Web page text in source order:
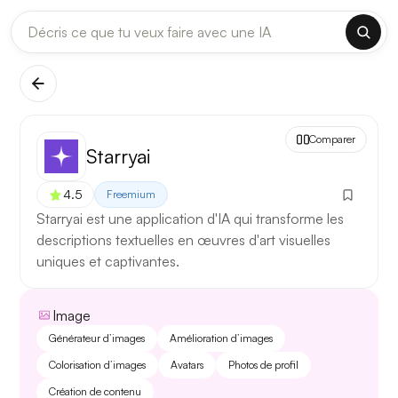
✕
DERNIÈRES MISES À JOUR MODÈLES
Claude
[TEST] Claude Opus 4.8 : ce qui change
5 août 2026
Anthropic met à jour Claude Opus le 2 août 2026. Cette
version porte sur la longueur de contexte, la fiabilité des
réponses longues et la vitesse de première réponse.
Ce qui change
d’un seul tenant, sans découpage manuel.
textes de plusieurs milliers de mots.
Starryai
4.5 Freemium
Starryai est une application d'IA qui transforme les
descriptions textuelles en œuvres d'art visuelles
uniques et captivantes.
Comparer
Image
Générateur d’images
Amélioration d’images
Colorisation d’images
Avatars
Photos de profil
Création de contenu